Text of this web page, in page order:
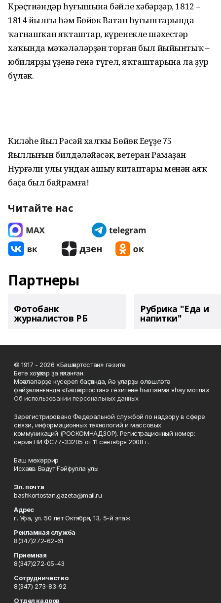
Крәҫтиәндәр һуғышына бәйле хәбәрҙәр, 1812 –
1814 йылғы һәм Бөйөк Ватан һуғыштарында
ҡатнашҡан яҡташтар, күренекле шәхестәр
хаҡында мәҡәләләрҙән торған был йыйынтыҡ –
юбилярҙың үҙенә генә түгел, яҡташтарына ла ҙур
бүләк.
Киләһе йыл Рәсәй халҡы Бөйөк Еңеүҙең 75
йыллығын билдәләйәсәк, ветеран Рамаҙан
Нурғәли улы ундан ашыу китаптары менән аяҡ
баҫа был байрамға!
Читайте нас
Партнеры
Фотобанк
журналистов РБ
Рубрика "Еда и
напитки"
© 1917 - 2026 «Башҡортостан» гәзите.
Бөтә хоҡуҡтар ҙа яҡланған.
Мәҡәләләрҙе күсереп баҫҡанда, йә уларҙы өлөшләтә
файҙаланғанда «Башҡортостан» гәзитенә һылтанма яһау мотлаҡ.
Об использовании персональных данных
Зарегистрировано Федеральной службой по надзору в сфере
связи, информационных технологий и массовых
коммуникаций (РОСКОМНАДЗОР). Регистрационный номер:
серия ПИ ФС77-33205 от 11 сентября 2008 г.
Баш мөхәррир
Исхаҡов Вәдүт Ғәйфулла улы
Эл. почта
bashkortostan.gazeta@mail.ru
Адрес
г. Уфа, ул. 50 лет Октября, 13, 5-й этаж
Рекламная служба
8(347)272-62-61
Приемная
8(347)272-05-43
Сотрудничество
8(347) 273-83-92
Отдел кадров